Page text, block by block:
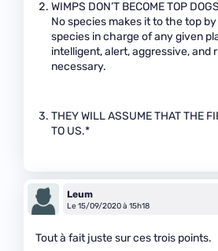
WIMPS DON’T BECOME TOP
No species makes it to the top
species in charge of any given
intelligent, alert, aggressive, and
necessary.
THEY WILL ASSUME THAT THE
TO US.*
Leum
Le 15/09/2020 à 15h18
Tout à fait juste sur ces trois points.